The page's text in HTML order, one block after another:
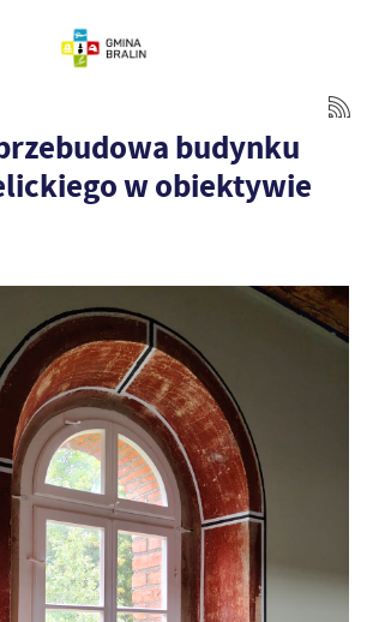
budynku
w obiektywie